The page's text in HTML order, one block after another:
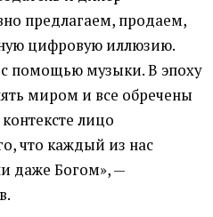
предлагаем, продаем,
цифровую иллюзию.
с помощью музыки. В эпоху
миром и все обречены
лицо
что каждый из нас
даже Богом», —